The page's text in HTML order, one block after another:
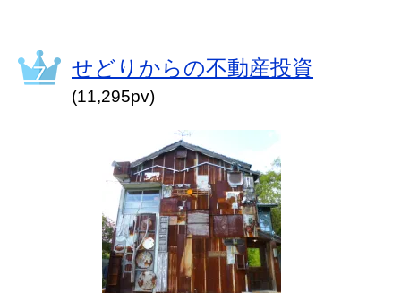
せどりからの不動産投資
(11,295pv)